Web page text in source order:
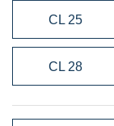
CL 25
CL 28